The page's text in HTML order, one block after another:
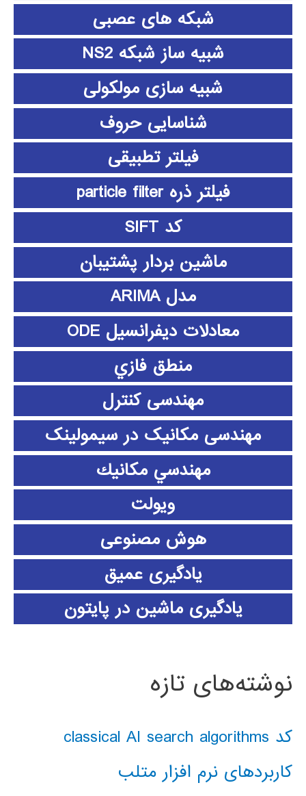
شبکه های عصبی
شبیه ساز شبکه NS2
شبیه سازی مولکولی
شناسایی حروف
فیلتر تطبیقی
فیلتر ذره particle filter
کد SIFT
ماشین بردار پشتیبان
مدل ARIMA
معادلات دیفرانسیل ODE
منطق فازي
مهندسی کنترل
مهندسی مکانیک در سیمولینک
مهندسي مكانيك
ویولت
هوش مصنوعی
یادگیری عمیق
یادگیری ماشین در پایتون
نوشته‌های تازه
کد classical AI search algorithms
کاربردهای نرم افزار متلب